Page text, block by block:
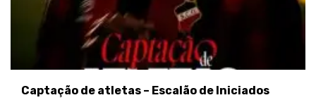
Captação de atletas – Escalão de Iniciados